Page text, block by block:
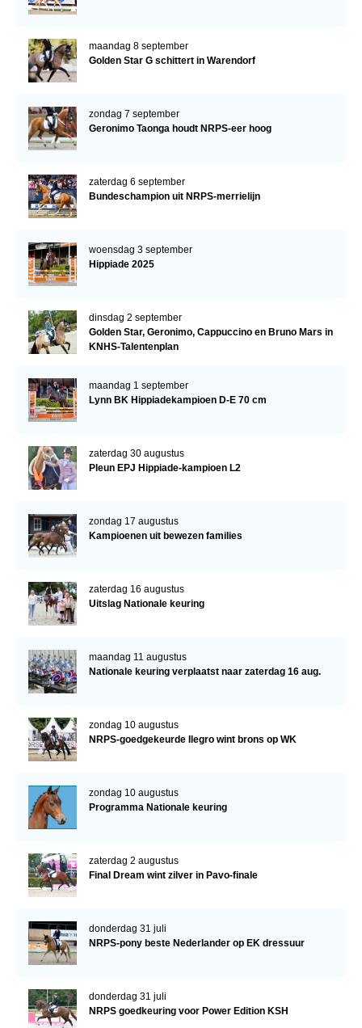
maandag 8 september
Golden Star G schittert in Warendorf
zondag 7 september
Geronimo Taonga houdt NRPS-eer hoog
zaterdag 6 september
Bundeschampion uit NRPS-merrielijn
woensdag 3 september
Hippiade 2025
dinsdag 2 september
Golden Star, Geronimo, Cappuccino en Bruno Mars in
KNHS-Talentenplan
maandag 1 september
Lynn BK Hippiadekampioen D-E 70 cm
zaterdag 30 augustus
Pleun EPJ Hippiade-kampioen L2
zondag 17 augustus
Kampioenen uit bewezen families
zaterdag 16 augustus
Uitslag Nationale keuring
maandag 11 augustus
Nationale keuring verplaatst naar zaterdag 16 aug.
zondag 10 augustus
NRPS-goedgekeurde Ilegro wint brons op WK
zondag 10 augustus
Programma Nationale keuring
zaterdag 2 augustus
Final Dream wint zilver in Pavo-finale
donderdag 31 juli
NRPS-pony beste Nederlander op EK dressuur
donderdag 31 juli
NRPS goedkeuring voor Power Edition KSH